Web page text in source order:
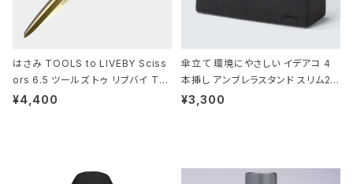
はさみ TOOLS to LIVEBY Sciss
ors 6.5 ツールズ トゥ リブバイ TL
010 シザーズ 6.5 ゴールド
¥4,400
傘立て 環境にやさしい イデアコ 4
本挿し アンブレラスタンド スリム2 i
deaco Umbrella Stand slim2 s
¥3,300